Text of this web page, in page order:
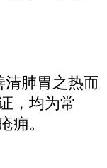
清肺胃之热而
，均为常
痈。